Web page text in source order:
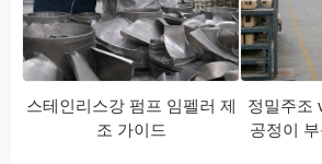
스테인리스강 펌프 임펠러 제
조 가이드
정밀주조
공정이